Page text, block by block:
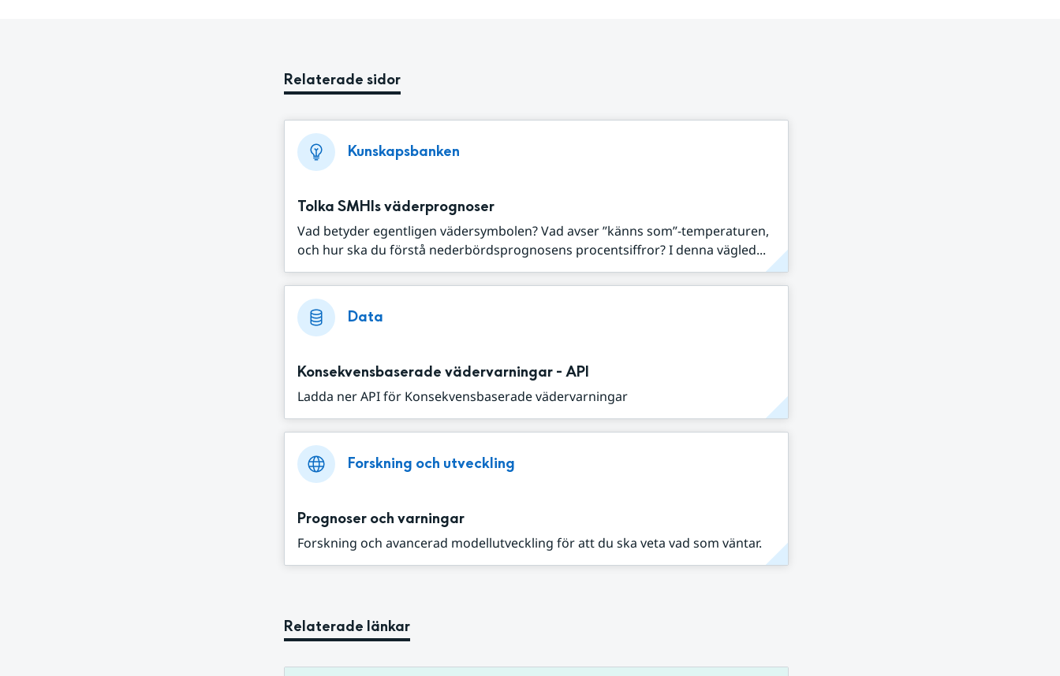
Relaterade sidor
Kunskapsbanken
Tolka SMHIs väderprognoser
Vad betyder egentligen vädersymbolen? Vad avser ”känns som”-temperaturen,
och hur ska du förstå nederbördsprognosens procentsiffror? I denna vägled...
Data
Konsekvensbaserade vädervarningar - API
Ladda ner API för Konsekvensbaserade vädervarningar
Forskning och utveckling
Prognoser och varningar
Forskning och avancerad modellutveckling för att du ska veta vad som väntar.
Relaterade länkar